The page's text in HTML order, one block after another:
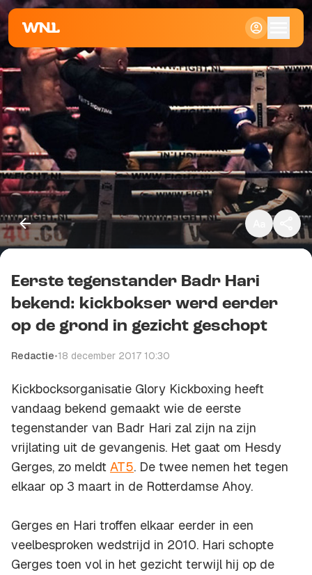
Klein
Standaard
Groot
Kopieer link
Eerste tegenstander Badr Hari
bekend: kickbokser werd eerder
op de grond in gezicht geschopt
Redactie•18 december 2017 10:30
Kickbocksorganisatie Glory Kickboxing heeft
vandaag bekend gemaakt wie de eerste
tegenstander van Badr Hari zal zijn na zijn
vrijlating uit de gevangenis. Het gaat om Hesdy
Gerges, zo meldt AT5. De twee nemen het tegen
elkaar op 3 maart in de Rotterdamse Ahoy.
Gerges en Hari troffen elkaar eerder in een
veelbesproken wedstrijd in 2010. Hari schopte
Gerges toen vol in het gezicht terwijl hij op de